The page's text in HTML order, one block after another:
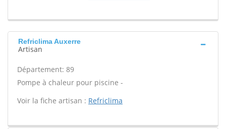
Refriclima Auxerre
Artisan
Département: 89
Pompe à chaleur pour piscine -
Voir la fiche artisan : Refriclima